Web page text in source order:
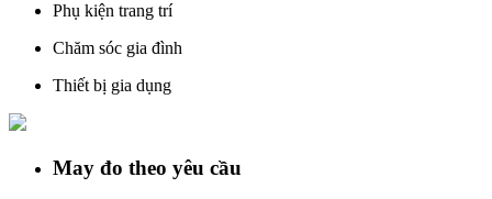
Phụ kiện trang trí
Chăm sóc gia đình
Thiết bị gia dụng
May đo theo yêu cầu